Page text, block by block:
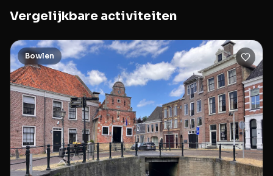
Vergelijkbare activiteiten
Bowlen